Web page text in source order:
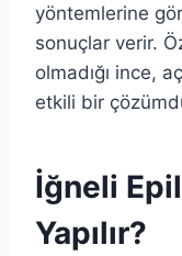
yöntemlerine
sonuçlar verir.
olmadığı ince,
etkili bir
İğneli
Yapılır?